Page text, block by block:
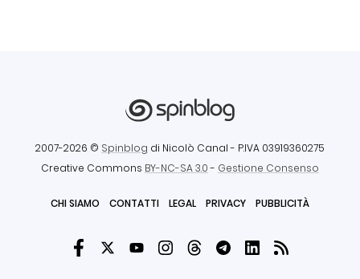
2007-2026 © Spinblog di Nicolò Canal - P.IVA 03919360275
Creative Commons BY-NC-SA 3.0- Gestione Consenso
CHI SIAMO CONTATTI LEGAL PRIVACY PUBBLICITÀ